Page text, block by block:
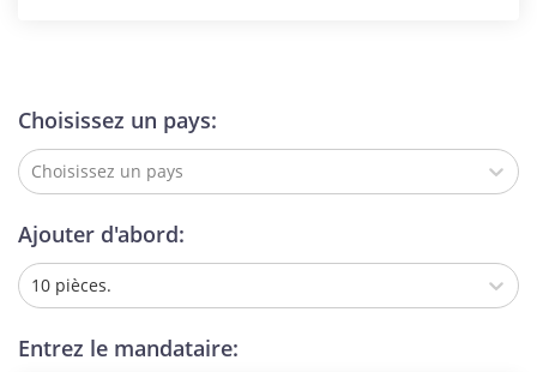
Choisissez un pays:
Choisissez un pays
Ajouter d'abord:
10 pièces.
Entrez le mandataire: